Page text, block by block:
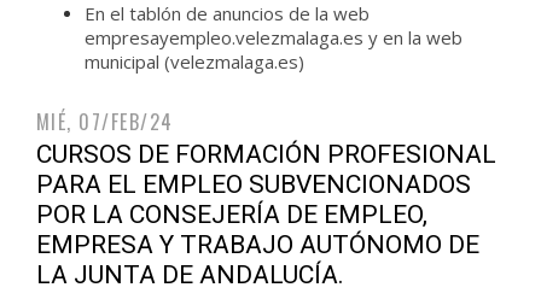
En el tablón de anuncios de la web
empresayempleo.velezmalaga.es y en la web
municipal (velezmalaga.es)
MIÉ, 07/FEB/24
CURSOS DE FORMACIÓN PROFESIONAL
PARA EL EMPLEO SUBVENCIONADOS
POR LA CONSEJERÍA DE EMPLEO,
EMPRESA Y TRABAJO AUTÓNOMO DE
LA JUNTA DE ANDALUCÍA.